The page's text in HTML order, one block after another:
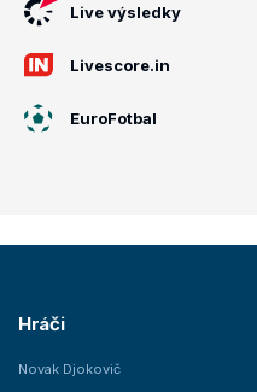
Live výsledky
Livescore.in
EuroFotbal
Hráči
Novak Djokovič